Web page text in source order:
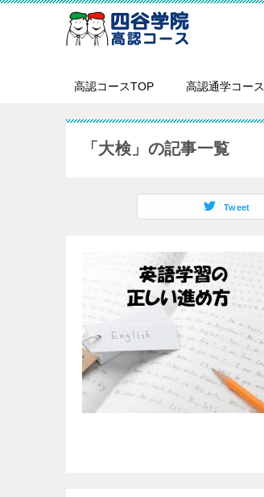
高認コースTOP 高認通学コース
「大検」の記事一覧
Tweet